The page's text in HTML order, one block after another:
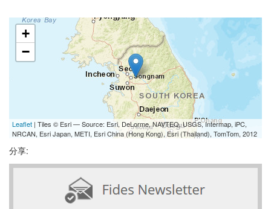
+
−
Leaflet | Tiles © Esri — Source: Esri, DeLorme, NAVTEQ, USGS, Intermap, iPC,
NRCAN, Esri Japan, METI, Esri China (Hong Kong), Esri (Thailand), TomTom, 2012
分享: